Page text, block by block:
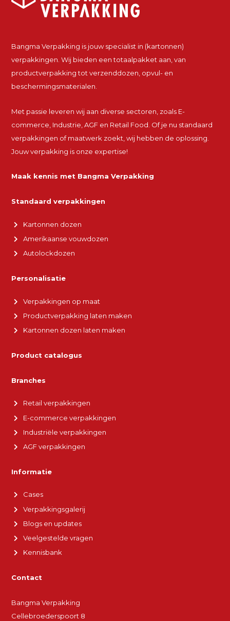
Bangma Verpakking is jouw specialist in (kartonnen)
verpakkingen. Wij bieden een totaalpakket aan, van
productverpakking tot verzenddozen, opvul- en
beschermingsmaterialen.
Met passie leveren wij aan diverse sectoren, zoals E-
commerce, Industrie, AGF en Retail Food. Of je nu standaard
verpakkingen of maatwerk zoekt, wij hebben de oplossing.
Jouw verpakking is onze expertise!
Maak kennis met Bangma Verpakking
Standaard verpakkingen
Kartonnen dozen
Amerikaanse vouwdozen
Autolockdozen
Personalisatie
Verpakkingen op maat
Productverpakking laten maken
Kartonnen dozen laten maken
Product catalogus
Branches
Retail verpakkingen
E-commerce verpakkingen
Industriële verpakkingen
AGF verpakkingen
Informatie
Cases
Verpakkingsgalerij
Blogs en updates
Veelgestelde vragen
Kennisbank
Contact
Bangma Verpakking
Cellebroederspoort 8